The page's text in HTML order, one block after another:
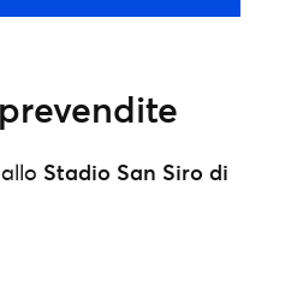
allo Stadio San Siro di